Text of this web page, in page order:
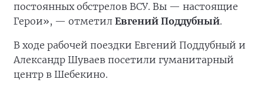
постоянных обстрелов ВСУ. Вы — настоящие
Герои», — отметил Евгений Поддубный.
В ходе рабочей поездки Евгений Поддубный и
Александр Шуваев посетили гуманитарный
центр в Шебекино.